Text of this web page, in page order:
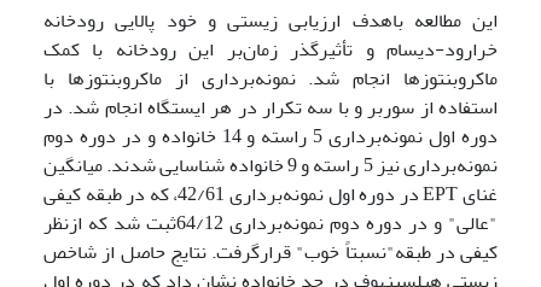
این مطالعه باهدف ارزیابی زیستی و خود پالایی رودخانه
خرارود-دیسام و تأثیرگذر زمان‌بر این رودخانه با کمک
ماکروبنتوزها انجام شد. نمونه‌برداری از ماکروبنتوزها با
استفاده از سوربر و با سه تکرار در هر ایستگاه انجام شد. در
دوره اول نمونه‌برداری 5 راسته و 14 خانواده و در دوره دوم
نمونه‌برداری نیز 5 راسته و 9 خانواده شناسایی شدند. میانگین
غنای EPT در دوره اول نمونه‌برداری 42/61، که در طبقه کیفی
"عالی" و در دوره دوم نمونه‌برداری 64/12ثبت شد که ازنظر
کیفی در طبقه"نسبتاً خوب" قرارگرفت. نتایج حاصل از شاخص